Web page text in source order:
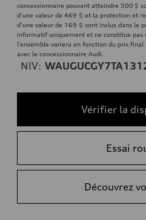
concessionnaire pouvant atteindre 500 $
d'une valeur de 469 $ et la protection et
d'une valeur de 169 $ sont inclus dans le
informatif uniquement et ne constitue
l’ensemble variera en fonction du prix
avec le concessionnaire Audi.
NIV:
Vérifier la
Essai
Découvrez